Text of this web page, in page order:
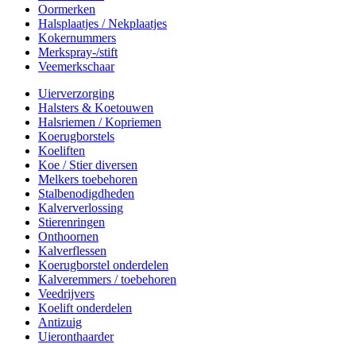
Oormerken
Halsplaatjes / Nekplaatjes
Kokernummers
Merkspray-/stift
Veemerkschaar
Uierverzorging
Halsters & Koetouwen
Halsriemen / Kopriemen
Koerugborstels
Koeliften
Koe / Stier diversen
Melkers toebehoren
Stalbenodigdheden
Kalververlossing
Stierenringen
Onthoornen
Kalverflessen
Koerugborstel onderdelen
Kalveremmers / toebehoren
Veedrijvers
Koelift onderdelen
Antizuig
Uieronthaarder